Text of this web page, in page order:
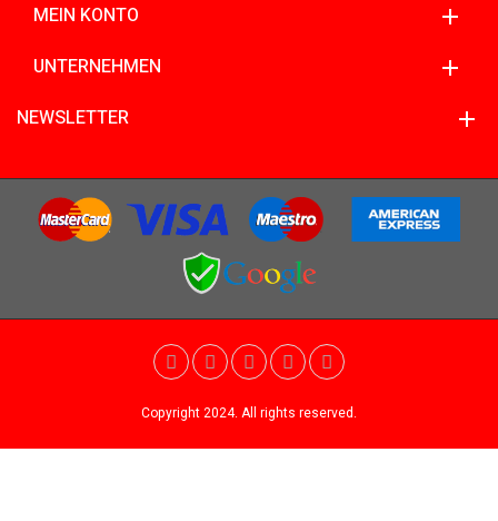
MEIN KONTO
UNTERNEHMEN
NEWSLETTER
Copyright 2024. All rights reserved.